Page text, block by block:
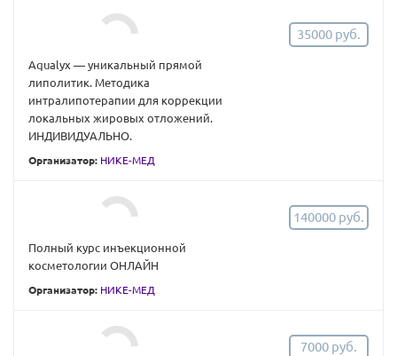
Aqualyx — уникальный прямой
липолитик. Методика
интралипотерапии для коррекции
локальных жировых отложений.
ИНДИВИДУАЛЬНО.
Организатор: НИКЕ-МЕД
35000 руб.
Полный курс инъекционной
косметологии ОНЛАЙН
Организатор: НИКЕ-МЕД
140000 руб.
7000 руб.